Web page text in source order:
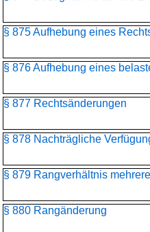
§ 875 Aufhebung eines
§ 876 Aufhebung eines
§ 877 Rechtsänderungen
§ 878 Nachträgliche
§ 879 Rangverhältnis
§ 880 Rangänderung